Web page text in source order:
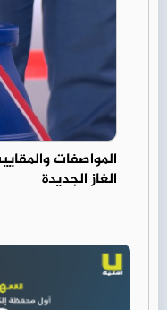
المواصفات
الغاز الجديدة